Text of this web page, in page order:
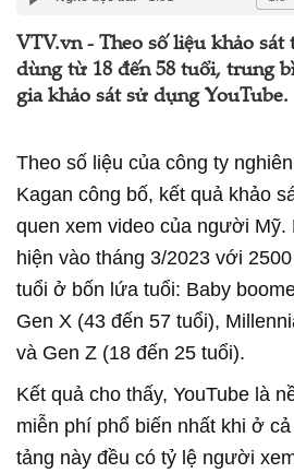
VTV.vn - Theo số liệu khảo
dùng từ 18 đến 58 tuổi, trung
gia khảo sát sử dụng YouTube.
Theo số liệu của công ty
Kagan công bố, kết quả khảo
quen xem video của người
hiện vào tháng 3/2023 với
tuổi ở bốn lứa tuổi: Baby
Gen X (43 đến 57 tuổi),
và Gen Z (18 đến 25 tuổi).
Kết quả cho thấy, YouTube là
miễn phí phổ biến nhất khi ở
tảng này đều có tỷ lệ người